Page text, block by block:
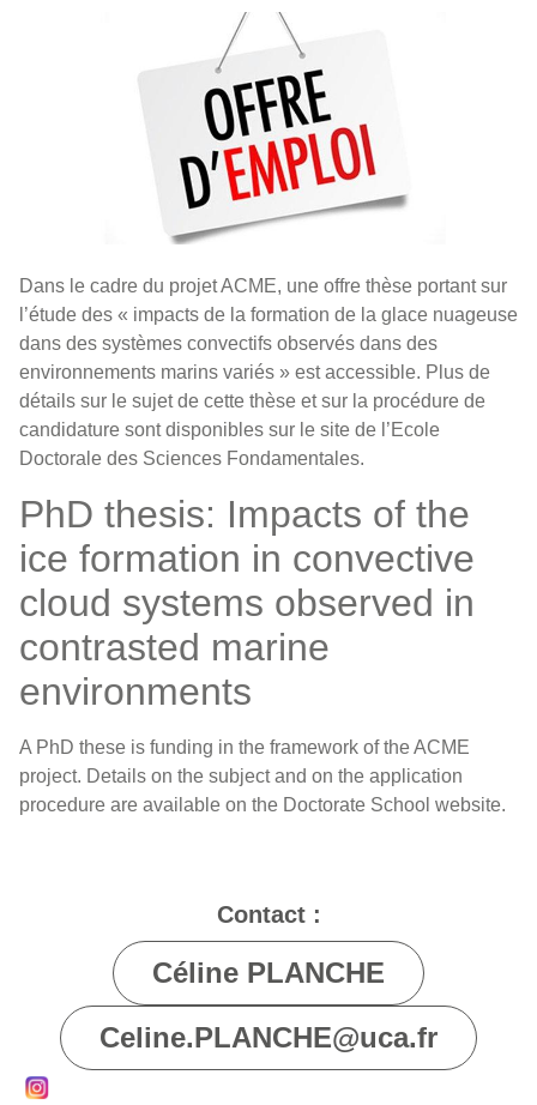
Dans le cadre du projet ACME, une offre thèse portant sur
l’étude des « impacts de la formation de la glace nuageuse
dans des systèmes convectifs observés dans des
environnements marins variés » est accessible. Plus de
détails sur le sujet de cette thèse et sur la procédure de
candidature sont disponibles sur le site de l’Ecole
Doctorale des Sciences Fondamentales.
PhD thesis: Impacts of the
ice formation in convective
cloud systems observed in
contrasted marine
environments
A PhD these is funding in the framework of the ACME
project. Details on the subject and on the application
procedure are available on the Doctorate School website.
Contact :
Céline PLANCHE
Celine.PLANCHE@uca.fr